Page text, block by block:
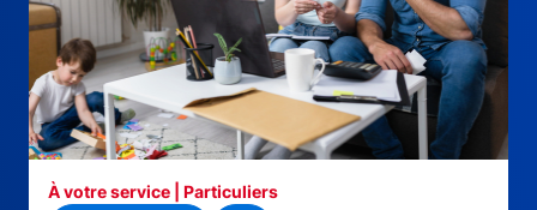
À votre service | Particuliers